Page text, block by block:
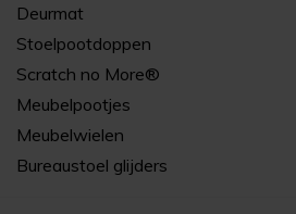
Deurmat
Stoelpootdoppen
Scratch no More®
Meubelpootjes
Meubelwielen
Bureaustoel glijders